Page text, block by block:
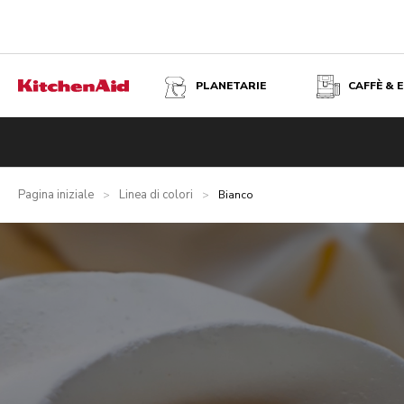
PLANETARIE CAFFÈ &
Pagina iniziale > Linea di colori > Bianco